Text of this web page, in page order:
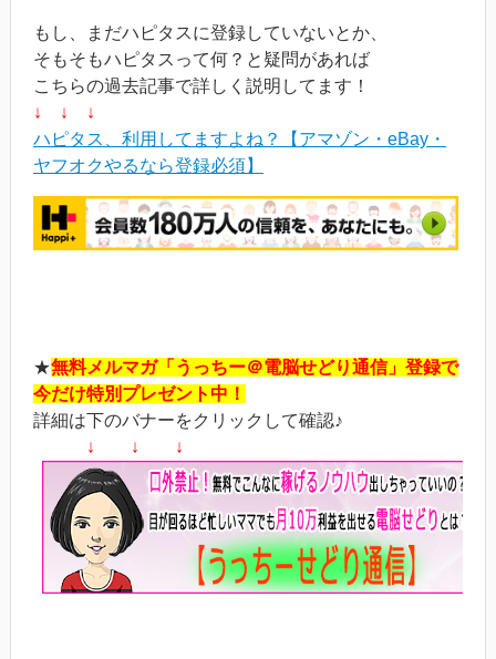
もし、まだハピタスに登録していないとか、
そもそもハピタスって何？と疑問があれば
こちらの過去記事で詳しく説明してます！
↓ ↓ ↓
ハピタス、利用してますよね？【アマゾン・eBay・
ヤフオクやるなら登録必須】
★無料メルマガ「うっちー＠電脳せどり通信」登録で
今だけ特別プレゼント中！
詳細は下のバナーをクリックして確認♪
↓ ↓ ↓